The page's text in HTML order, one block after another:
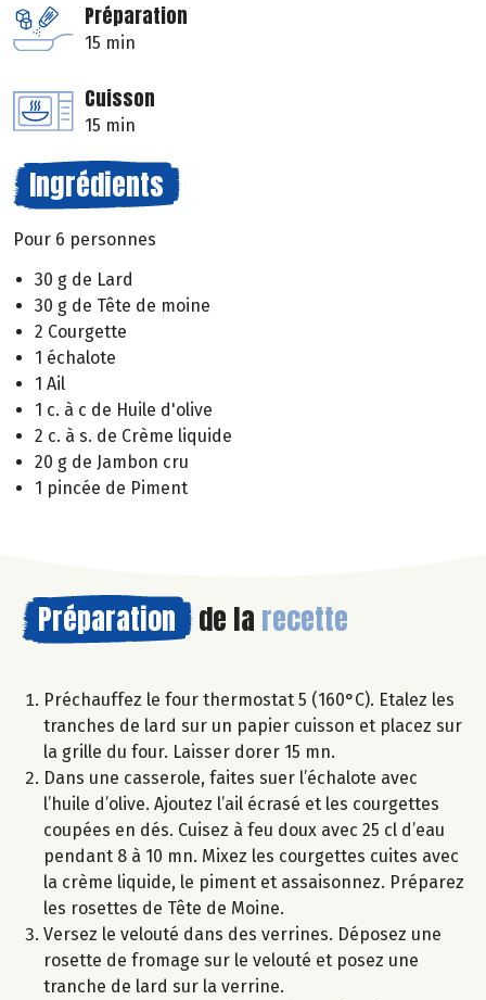
Préparation
15 min
Cuisson
15 min
Ingrédients
Pour 6 personnes
30 g de Lard
30 g de Tête de moine
2 Courgette
1 échalote
1 Ail
1 c. à c de Huile d'olive
2 c. à s. de Crème liquide
20 g de Jambon cru
1 pincée de Piment
Préparation de la recette
Préchauffez le four thermostat 5 (160°C). Etalez les
tranches de lard sur un papier cuisson et placez sur
la grille du four. Laisser dorer 15 mn.
Dans une casserole, faites suer l’échalote avec
l’huile d’olive. Ajoutez l’ail écrasé et les courgettes
coupées en dés. Cuisez à feu doux avec 25 cl d’eau
pendant 8 à 10 mn. Mixez les courgettes cuites avec
la crème liquide, le piment et assaisonnez. Préparez
les rosettes de Tête de Moine.
Versez le velouté dans des verrines. Déposez une
rosette de fromage sur le velouté et posez une
tranche de lard sur la verrine.